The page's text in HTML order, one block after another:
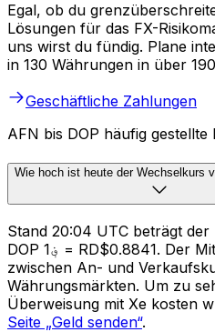
Egal, ob du
Lösungen für das FX-
uns wirst du fündig. Plane
in 130 Währungen in über
Geschäftliche Zahlungen
AFN bis DOP häufig gestellte
Wie hoch ist heute der Wechselkurs
Stand 20:04 UTC beträgt
DOP ؋1 = RD$0.8841. Der Mittelkurs ist der Mittelwert
zwischen An- und
Währungsmärkten. Um zu
Überweisung mit Xe kosten
Seite „Geld senden“.